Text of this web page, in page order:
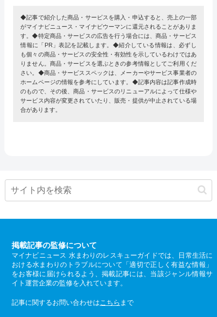
◆記事で紹介した商品・サービスを購入・申込すると、売上の一部
がマイナビニュース・マイナビウーマンに還元されることがありま
す。◆特定商品・サービスの広告を行う場合には、商品・サービス
情報に「PR」表記を記載します。◆紹介している情報は、必ずし
も個々の商品・サービスの安全性・有効性を示しているわけではあ
りません。商品・サービスを選ぶときの参考情報としてご利用くだ
さい。◆商品・サービススペックは、メーカーやサービス事業者の
ホームページの情報を参考にしています。◆記事内容は記事作成時
のもので、その後、商品・サービスのリニューアルによって仕様や
サービス内容が変更されていたり、販売・提供が中止されている場
合があります。
掲載記事の監修について
マイナビニュース 水まわりのレスキューガイドでは、日常生活に
おける水まわりのトラブルについて「適切で正しく有益な情報」
をお客様に届けられるよう、掲載記事には、当該ジャンル情報サ
イト運営企業の監修を入れています。
記事に関するお問い合わせはこちら まで